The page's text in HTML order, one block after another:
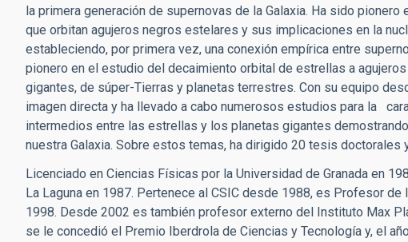
la primera generación de supernovas de la Galaxia. Ha sido
que orbitan agujeros negros estelares y sus implicaciones en la
estableciendo, por primera vez, una conexión empírica entre
pionero en el estudio del decaimiento orbital de estrellas a
gigantes, de súper-Tierras y planetas terrestres. Con su equipo
imagen directa y ha llevado a cabo numerosos estudios para la
intermedios entre las estrellas y los planetas gigantes
nuestra Galaxia. Sobre estos temas, ha dirigido 20 tesis
Licenciado en Ciencias Físicas por la Universidad de Granada en
La Laguna en 1987. Pertenece al CSIC desde 1988, es Profesor
1998. Desde 2002 es también profesor externo del Instituto Max
se le concedió el Premio Iberdrola de Ciencias y Tecnología y, el